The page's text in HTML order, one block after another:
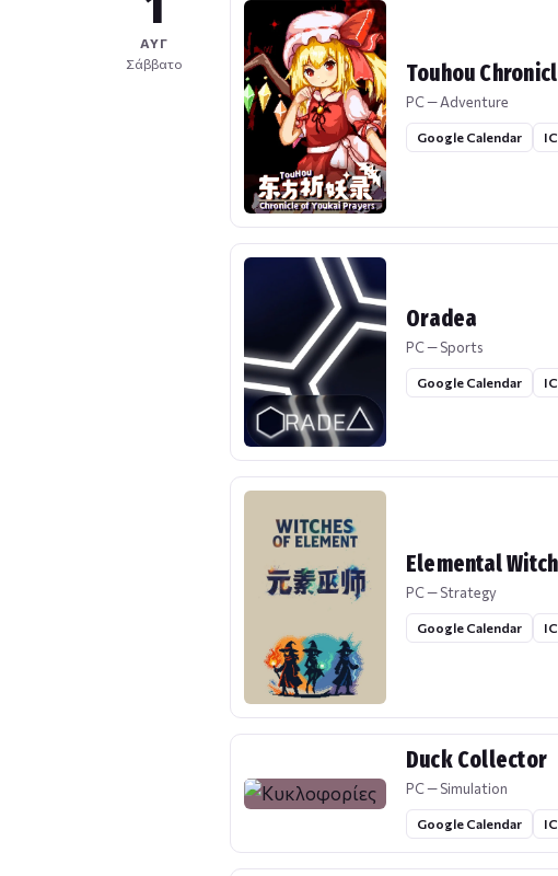
ΑΥΓ
Σάββατο
Touhou
PC — Adventure
Google Calendar
Oradea
PC — Sports
Google Calendar
Elemental
PC — Strategy
Google Calendar
Duck Collector
PC — Simulation
Google Calendar